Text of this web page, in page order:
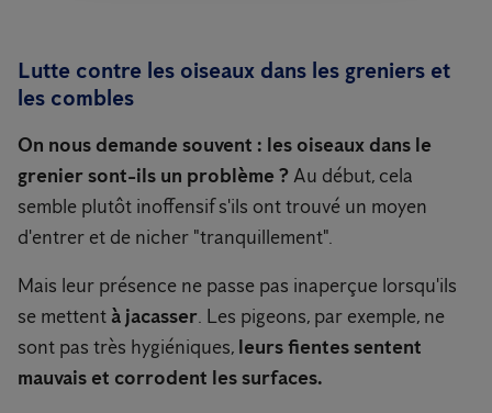
Lutte contre les oiseaux dans les greniers et
les combles
On nous demande souvent : les oiseaux dans le
grenier sont-ils un problème ?Au début, cela
semble plutôt inoffensif s'ils ont trouvé un moyen
d'entrer et de nicher "tranquillement".
Mais leur présence ne passe pas inaperçue lorsqu'ils
se mettentà jacasser. Les pigeons, par exemple, ne
sont pas très hygiéniques, leurs fientes sentent
mauvais et corrodent les surfaces.